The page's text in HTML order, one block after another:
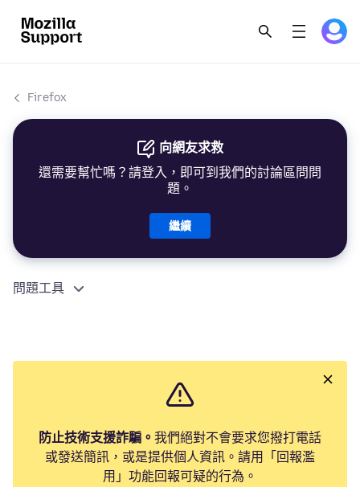
Firefox
向網友求救
還需要幫忙嗎？請登入，即可到我們的討論區問問
題。
繼續
問題工具
防止技術支援詐騙。 我們絕對不會要求您撥打電話
或發送簡訊，或是提供個人資訊。請用「回報濫
用」功能回報可疑的行為。